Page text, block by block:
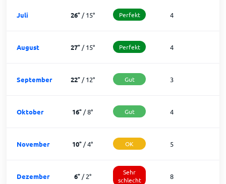
Juli 26°/15° Perfekt 4
August 27°/15° Perfekt 4
September 22°/12° Gut 3
Oktober 16° /8° Gut 4
November 10° /4° OK 5
Dezember 6°/2°
Sehr
schlecht
8